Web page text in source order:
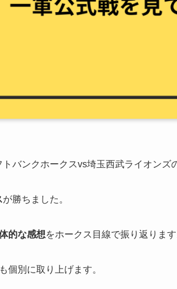
バンクホークスvs埼玉西武ライオンズ
が勝ちました。
的な感想をホークス目線で振り返ります
も個別に取り上げます。